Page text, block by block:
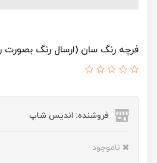
فرچه رنگ سان (ارسال رنگ بصورت
فروشنده: اندیس شاپ
ناموجود